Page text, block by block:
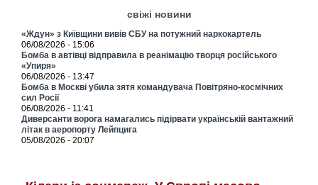
свіжі новини
«Ждун» з Київщини вивів СБУ на потужний наркокартель
06/08/2026 - 15:06
Бомба в автівці відправила в реанімацію творця російського
«Упиря»
06/08/2026 - 13:47
Бомба в Москві убила зятя командувача Повітряно-космічних
сил Росії
06/08/2026 - 11:41
Диверсанти ворога намагались підірвати українській вантажний
літак в аеропорту Лейпцига
05/08/2026 - 20:07